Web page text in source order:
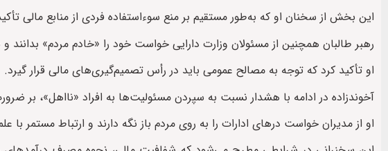
این بخش از سخنان او که به‌طور مستقیم بر منع سوءاستفاده فردی از منابع
رهبر طالبان همچنین از مسئولان وزارت دارایی خواست خود را «خادم مردم» بدانند
او تأکید کرد که توجه به مصالح عمومی باید در رأس تصمیم‌گیری‌های مالی قرار گیرد.
آخوندزاده در ادامه با هشدار نسبت به سپردن مسئولیت‌ها به افراد «نااهل»، بر
او از مدیران خواست درهای ادارات را به روی مردم باز نگه دارند و ارتباط مستمر با